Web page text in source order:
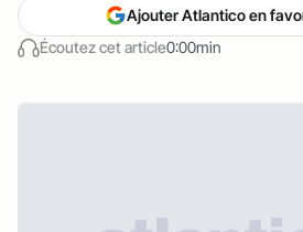
Écoutez cet article0:00min
Ajouter Atlantico en